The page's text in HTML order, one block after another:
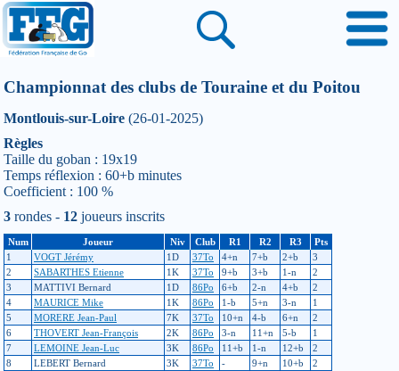
Championnat des clubs de Touraine et du Poitou
Montlouis-sur-Loire (26-01-2025)
Règles
Taille du goban : 19x19
Temps réflexion : 60+b minutes
Coefficient : 100 %
3 rondes - 12 joueurs inscrits
Num Joueur Niv Club R1 R2 R3
Pts
1
VOGT Jérémy 1D 37To 4+n 7+b 2+b
3
2
SABARTHES Etienne 1K 37To 9+b 3+b 1-n
2
3
MATTIVI Bernard 1D 86Po 6+b 2-n 4+b
2
4
MAURICE Mike 1K 86Po 1-b 5+n 3-n
1
5
MORERE Jean-Paul 7K 37To 10+n 4-b 6+n
2
6
THOVERT Jean-François 2K 86Po 3-n 11+n 5-b
1
7
LEMOINE Jean-Luc 3K 86Po 11+b 1-n 12+b
2
8
LEBERT Bernard 3K 37To - 9+n 10+b
2